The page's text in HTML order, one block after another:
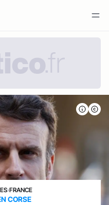
›FRANCE
CORSE